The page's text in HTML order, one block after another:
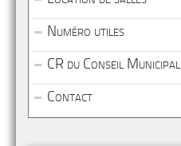
Numéro utiles
CR du Conseil Municipal
Contact